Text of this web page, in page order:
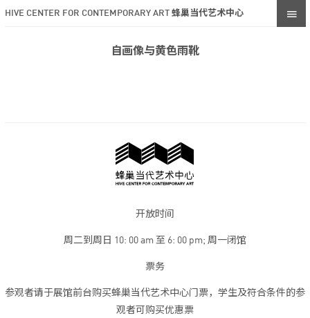
HIVE CENTER FOR CONTEMPORARY ART 蜂巢当代艺术中心
自画像与黄色雨靴
开放时间
周二到周日 10: 00 am 至 6: 00 pm; 周一闭馆
票务
参观者请于展馆前台购买蜂巢当代艺术中心门票，学生及符合条件的参
观者可购买优惠票